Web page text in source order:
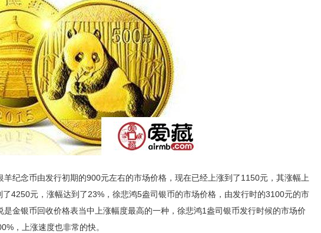
羊纪念币由发行初期的900元左右的市场价格，现在已经上涨到了1150元，其涨幅上
4250元，涨幅达到了23%，徐悲鸿5盎司银币的市场价格，由发行时的3100元的市
金银币回收价格表当中上涨幅度最高的一种，徐悲鸿1盎司银币发行时候的市场价
，上涨速度也非常的快。